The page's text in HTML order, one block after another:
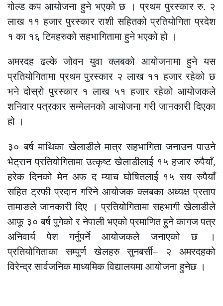
गोल्ड कप आयोजना हुने भएको छ । प्रथम पुरस्कार रु. २
लाख ११ हजार पुरस्कार राशी सहितको प्रतियोगिता प्रदेश
१ का १६ टिमहरुको सहभागितामा हुने भएको हो ।
अमरदह ढल्के जोवन युवा क्लबको आयोजनामा हुने यस
प्रतियोगितामा प्रथम पुरस्कार २ लाख ११ हजार रहेको छ
भने दोस्रो पुरस्कार १ लाख ५१ हजार रहेको आयोजकले
शनिवार पत्रकार सम्मेलनको आयोजना गरी जानकारी दिएका
हो ।
३० बर्ष माथिका खेलाडीले मात्र सहभागिता जनाउन पाउने
भेट्रान प्रतियोगितामा उत्कृष्ट खेलाडीलाई १५ हजार रुपैयाँ,
हरेक दिनको मेन अफ द म्याच घोषितलाई १५ सय रुपैयाँ
सहित ट्रफी प्रदान गरिने आयोजक क्लबका अध्यक्ष प्रताप
तामाङले जानकारी दिए । प्रतियोगितामा सहभागी खेलाडीले
आफू ३० बर्ष पुगेको र नेपाली भएको प्रमाणित हुने कागज पत्र
अनिवार्य पेश गर्नुपर्ने आयोजकले जनाएको छ ।
प्रतियोगिताका सम्पुर्ण खेलहरु सुनबर्सी– २ अमरदहको
विरेन्द्र सार्वजनिक माध्यमिक विद्यालयमा आयोजना हुनेछ ।